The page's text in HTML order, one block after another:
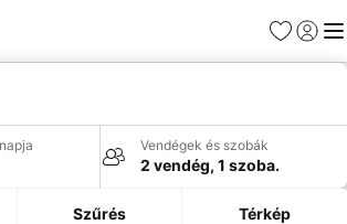
Kedvencek
Vendégek és szobák
2 vendég, 1 szoba.
Szűrés Térkép